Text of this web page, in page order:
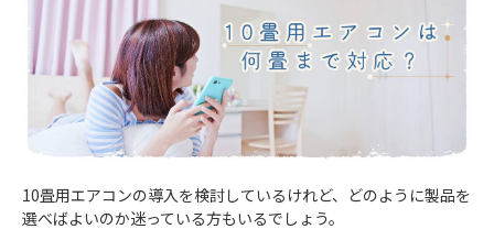
10畳用エアコンの導入を検討しているけれど、どのように製品を
選べばよいのか迷っている方もいるでしょう。